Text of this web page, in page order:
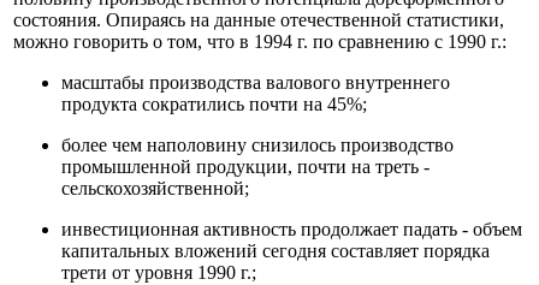
состояния. Опираясь на данные отечественной статистики,
можно говорить о том, что в 1994 г. по сравнению с 1990 г.:
масштабы производства валового внутреннего
продукта сократились почти на 45%;
более чем наполовину снизилось производство
промышленной продукции, почти на треть -
сельскохозяйственной;
инвестиционная активность продолжает падать - объем
капитальных вложений сегодня составляет порядка
трети от уровня 1990 г.;